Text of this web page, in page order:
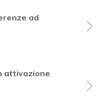
ad
attivazione